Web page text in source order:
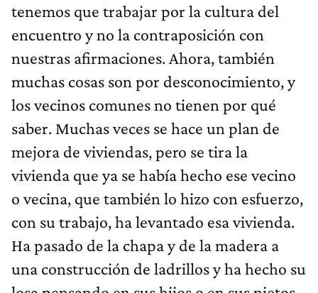
tenemos que trabajar por la cultura del
encuentro y no la contraposición con
nuestras afirmaciones. Ahora, también
muchas cosas son por desconocimiento, y
los vecinos comunes no tienen por qué
saber. Muchas veces se hace un plan de
mejora de viviendas, pero se tira la
vivienda que ya se había hecho ese vecino
o vecina, que también lo hizo con esfuerzo,
con su trabajo, ha levantado esa vivienda.
Ha pasado de la chapa y de la madera a
una construcción de ladrillos y ha hecho su